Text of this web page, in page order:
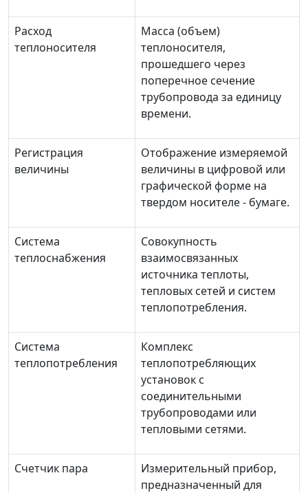
Расход
теплоносителя
Масса (объем)
теплоносителя,
прошедшего через
поперечное сечение
трубопровода за единицу
времени.
Регистрация
величины
Отображение измеряемой
величины в цифровой или
графической форме на
твердом носителе - бумаге.
Система
теплоснабжения
Совокупность
взаимосвязанных
источника теплоты,
тепловых сетей и систем
теплопотребления.
Система
теплопотребления
Комплекс
теплопотребляющих
установок с
соединительными
трубопроводами или
тепловыми сетями.
Счетчик пара
Измерительный прибор,
предназначенный для